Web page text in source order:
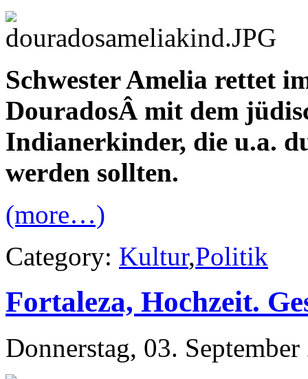
Schwester Amelia rettet
DouradosÂ mit dem
Indianerkinder, die u.a.
werden sollten.
(more…)
Category: Kultur,Politik
Fortaleza, Hochzeit.
Donnerstag, 03.